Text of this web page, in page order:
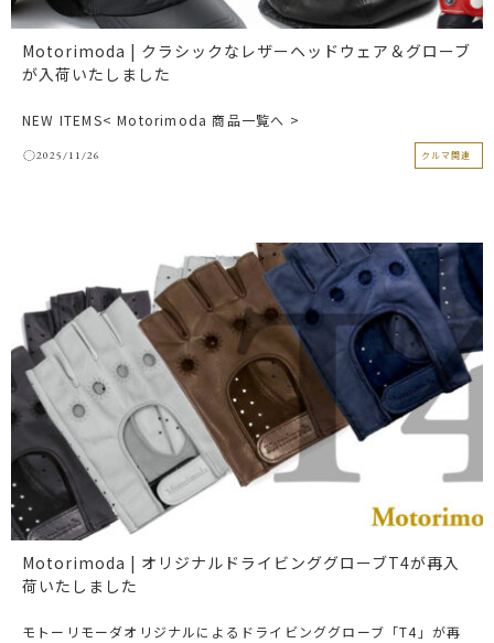
Motorimoda | クラシックなレザーヘッドウェア＆グローブ
が入荷いたしました
NEW ITEMS< Motorimoda 商品一覧へ >
2025/11/26 クルマ関連
Motorimoda | オリジナルドライビンググローブT4が再入
荷いたしました
モトーリモーダオリジナルによるドライビンググローブ「T4」が再